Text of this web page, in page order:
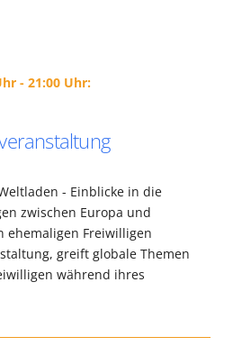
- 21:00 Uhr:
- Einblicke in die
zwischen Europa und
ehemaligen Freiwilligen
greift globale Themen
während ihres